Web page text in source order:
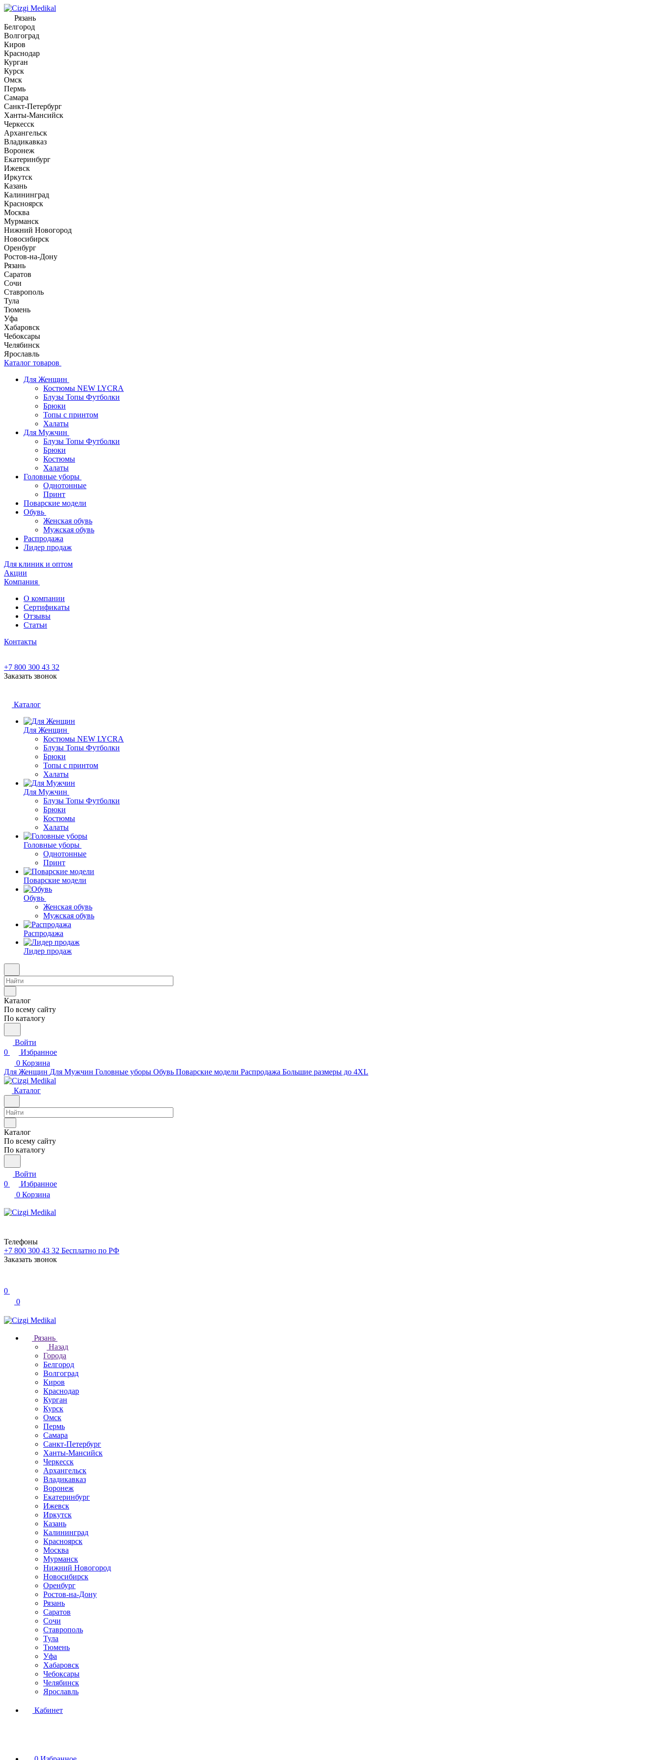
Рязань
Белгород
Волгоград
Киров
Краснодар
Курган
Курск
Омск
Пермь
Самара
Санкт-Петербург
Ханты-Мансийск
Черкесск
Архангельск
Владикавказ
Воронеж
Екатеринбург
Ижевск
Иркутск
Казань
Калининград
Красноярск
Москва
Мурманск
Нижний Новогород
Новосибирск
Оренбург
Ростов-на-Дону
Рязань
Саратов
Сочи
Ставрополь
Тула
Тюмень
Уфа
Хабаровск
Чебоксары
Челябинск
Ярославль
Каталог товаров
Для Женщин
Костюмы NEW LYCRA
Блузы Топы Футболки
Брюки
Топы с принтом
Халаты
Для Мужчин
Блузы Топы Футболки
Брюки
Костюмы
Халаты
Головные уборы
Однотонные
Принт
Поварские модели
Обувь
Женская обувь
Мужская обувь
Распродажа
Лидер продаж
Для клиник и оптом
Акции
Компания
О компании
Сертификаты
Отзывы
Статьи
Контакты
+7 800 300 43 32
Заказать звонок
Каталог
Для Женщин
Костюмы NEW LYCRA
Блузы Топы Футболки
Брюки
Топы с принтом
Халаты
Для Мужчин
Блузы Топы Футболки
Брюки
Костюмы
Халаты
Головные уборы
Однотонные
Принт
Поварские модели
Обувь
Женская обувь
Мужская обувь
Распродажа
Лидер продаж
Каталог
По всему сайту
По каталогу
Войти
0
Избранное
0 Корзина
Для Женщин Для Мужчин Головные уборы Обувь Поварские модели Распродажа Большие размеры до 4XL
Каталог
Каталог
По всему сайту
По каталогу
Войти
0
Избранное
0 Корзина
Телефоны
+7 800 300 43 32 Бесплатно по РФ
Заказать звонок
0
0
Рязань
Назад
Города
Белгород
Волгоград
Киров
Краснодар
Курган
Курск
Омск
Пермь
Самара
Санкт-Петербург
Ханты-Мансийск
Черкесск
Архангельск
Владикавказ
Воронеж
Екатеринбург
Ижевск
Иркутск
Казань
Калининград
Красноярск
Москва
Мурманск
Нижний Новогород
Новосибирск
Оренбург
Ростов-на-Дону
Рязань
Саратов
Сочи
Ставрополь
Тула
Тюмень
Уфа
Хабаровск
Чебоксары
Челябинск
Ярославль
Кабинет